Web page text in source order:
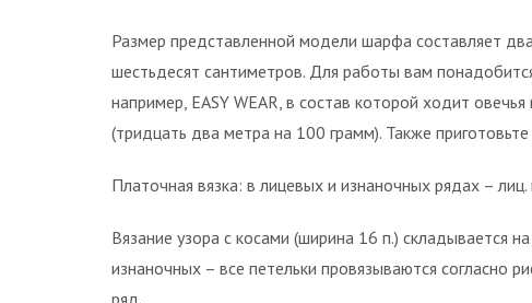
Размер представленной модели шарфа составляет
шестьдесят сантиметров. Для работы вам
например, EASY WEAR, в состав которой ходит
(тридцать два метра на 100 грамм). Также
Платочная вязка: в лицевых и изнаночных рядах – лиц.
Вязание узора с косами (ширина 16 п.) складывается
изнаночных – все петельки провязываются согласно
ряд.